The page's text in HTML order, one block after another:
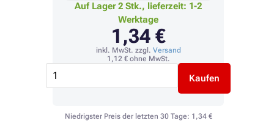
Auf Lager 2 Stk., lieferzeit: 1-2
Werktage
1,34 €
inkl. MwSt. zzgl. Versand
1,12 €ohne MwSt.
Kaufen
Niedrigster Preis der letzten 30 Tage: 1,34 €